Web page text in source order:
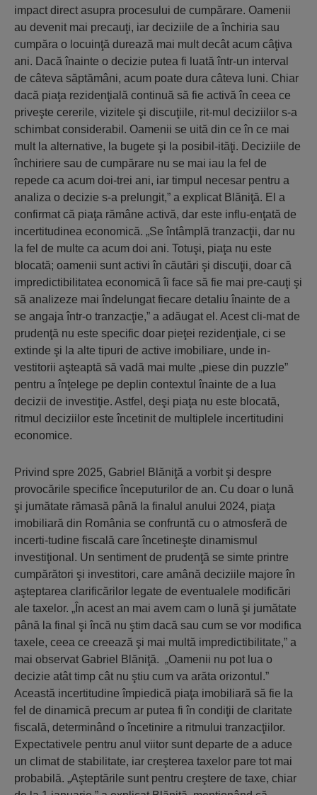
impact direct asupra procesului de cumpărare. Oamenii
au devenit mai precauţi, iar deciziile de a închiria sau
cumpăra o locuinţă durează mai mult decât acum câţiva
ani. Dacă înainte o decizie putea fi luată într-un interval
de câteva săptămâni, acum poate dura câteva luni. Chiar
dacă piaţa rezidenţială continuă să fie activă în ceea ce
priveşte cererile, vizitele şi discuţiile, rit-mul deciziilor s-a
schimbat considerabil. Oamenii se uită din ce în ce mai
mult la alternative, la bugete şi la posibil-ităţi. Deciziile de
închiriere sau de cumpărare nu se mai iau la fel de
repede ca acum doi-trei ani, iar timpul necesar pentru a
analiza o decizie s-a prelungit,” a explicat Blăniţă. El a
confirmat că piaţa rămâne activă, dar este influ-enţată de
incertitudinea economică. „Se întâmplă tranzacţii, dar nu
la fel de multe ca acum doi ani. Totuşi, piaţa nu este
blocată; oamenii sunt activi în căutări şi discuţii, doar că
impredictibilitatea economică îi face să fie mai pre-cauţi şi
să analizeze mai îndelungat fiecare detaliu înainte de a
se angaja într-o tranzacţie,” a adăugat el. Acest cli-mat de
prudenţă nu este specific doar pieţei rezidenţiale, ci se
extinde şi la alte tipuri de active imobiliare, unde in-
vestitorii aşteaptă să vadă mai multe „piese din puzzle”
pentru a înţelege pe deplin contextul înainte de a lua
decizii de investiţie. Astfel, deşi piaţa nu este blocată,
ritmul deciziilor este încetinit de multiplele incertitudini
economice.
Privind spre 2025, Gabriel Blăniţă a vorbit şi despre
provocările specifice începuturilor de an. Cu doar o lună
şi jumătate rămasă până la finalul anului 2024, piaţa
imobiliară din România se confruntă cu o atmosferă de
incerti-tudine fiscală care încetineşte dinamismul
investiţional. Un sentiment de prudenţă se simte printre
cumpărători şi investitori, care amână deciziile majore în
aşteptarea clarificărilor legate de eventualele modificări
ale taxelor. „În acest an mai avem cam o lună şi jumătate
până la final şi încă nu ştim dacă sau cum se vor modifica
taxele, ceea ce creează şi mai multă impredictibilitate,” a
mai observat Gabriel Blăniţă. „Oamenii nu pot lua o
decizie atât timp cât nu ştiu cum va arăta orizontul.”
Această incertitudine împiedică piaţa imobiliară să fie la
fel de dinamică precum ar putea fi în condiţii de claritate
fiscală, determinând o încetinire a ritmului tranzacţiilor.
Expectativele pentru anul viitor sunt departe de a aduce
un climat de stabilitate, iar creşterea taxelor pare tot mai
probabilă. „Aşteptările sunt pentru creştere de taxe, chiar